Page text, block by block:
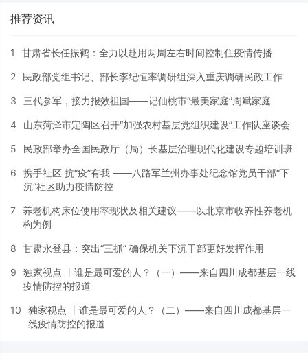
推荐资讯
1 甘肃省长任振鹤：全力以赴用两周左右时间控制住疫情传播
2 民政部党组书记、部长李纪恒率调研组深入重庆调研民政工作
3 三代参军，接力报效祖国——记仙桃市“最美家庭”周斌家庭
4 山东菏泽市定陶区召开“加强农村基层党组织建设”工作队座谈会
5 民政部举办全国民政厅（局）长基层治理现代化建设专题培训班
6
携手社区 抗“疫”有我 ——八路军兰州办事处纪念馆党员干部“下
沉”社区助力疫情防控
7
养老机构床位使用率现状及相关建议——以北京市收养性养老机
构为例
8 甘肃永登县：突出“三抓” 确保机关下沉干部更好发挥作用
9
独家视点 丨谁是最可爱的人？（一）——来自四川成都基层一线
疫情防控的报道
10
独家视点 丨谁是最可爱的人？（二）——来自四川成都基层一
线疫情防控的报道